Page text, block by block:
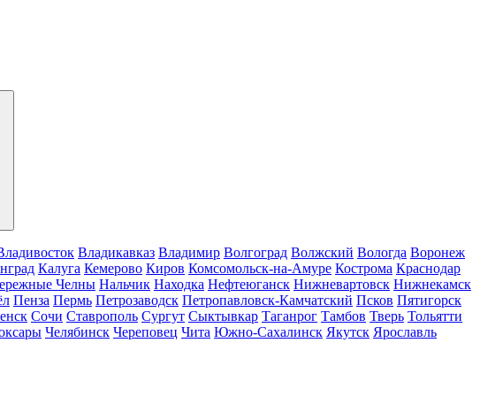
Владикавказ Владимир Волгоград Волжский Вологда Воронеж
Калуга Кемерово Киров Комсомольск-на-Амуре Кострома Краснодар
Челны Нальчик Находка Нефтеюганск Нижневартовск Нижнекамск
Пенза Пермь Петрозаводск Петропавловск-Камчатский Псков Пятигорск
Сочи Ставрополь Сургут Сыктывкар Таганрог Тамбов Тверь Тольятти
Челябинск Череповец Чита Южно-Сахалинск Якутск Ярославль